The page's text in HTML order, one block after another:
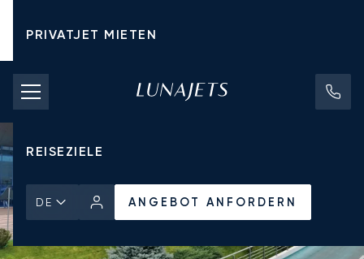
PRIVATJET MIETEN
CHARTERPREISE
PRIVATJETS
REISEZIELE
DE ANGEBOT ANFORDERN